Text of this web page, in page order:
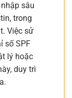
sâu
trong
Việc sử
số SPF
lý hoặc
duy trì